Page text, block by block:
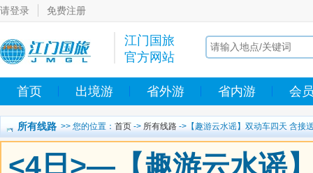
请登录 免费注册
江门国旅
官方网站
首页 出境游 省外游 省内游 会
所有线路 >> 您的位置： 首页 -> 所有线路 ->【趣游云水谣】双动车四天 含接
<4日>—【趣游云水谣